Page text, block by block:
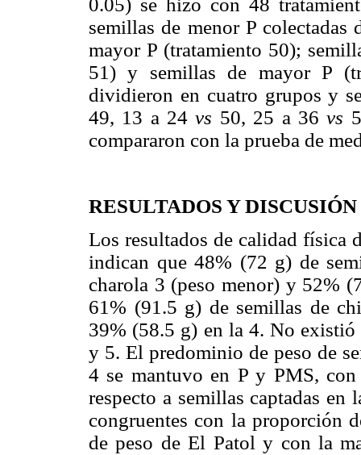
semillas de menor P
mayor P (tratamiento 50);
51) y semillas de mayor P
dividieron en cuatro grupos y
49, 13 a 24vs 50, 25 a 36vs
compararon con la prueba de
RESULTADOS Y DISCUSIÓN
Los resultados de calidad
indican que 48% (72 g) de
charola 3 (peso menor) y 52%
61% (91.5 g) de semillas de
39% (58.5 g) en la 4. No existió
y 5. El predominio de peso de
4 se mantuvo en P y PMS,
respecto a semillas captadas en
congruentes con la proporción
de peso de El Patol y con la